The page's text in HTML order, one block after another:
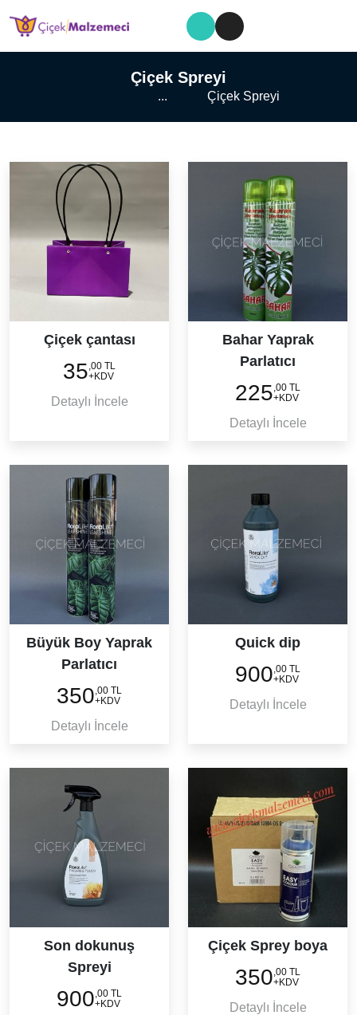
Çiçek Spreyi
... Çiçek Spreyi
Çiçek çantası
35,00 TL
+KDV
Detaylı İncele
Bahar Yaprak
Parlatıcı
225,00 TL
+KDV
Detaylı İncele
Büyük Boy Yaprak
Parlatıcı
350,00 TL
+KDV
Detaylı İncele
Quick dip
900,00 TL
+KDV
Detaylı İncele
Son dokunuş
Spreyi
900,00 TL
+KDV
Çiçek Sprey boya
350,00 TL
+KDV
Detaylı İncele